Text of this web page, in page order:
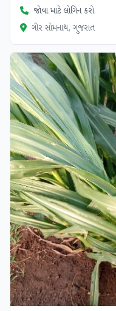
જોવા માટે લોગિન કરો
ગીર સોમનાથ, ગુજરાત